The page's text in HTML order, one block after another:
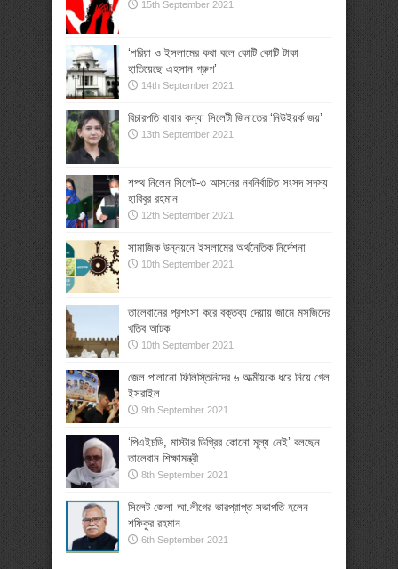
15th September 2021
‘শরিয়া ও ইসলামের কথা বলে কোটি কোটি টাকা
হাতিয়েছে এহসান গ্রুপ’
14th September 2021
বিচারপতি বাবার কন্যা সিলেটী জিনাতের ‘নিউইয়র্ক জয়’
13th September 2021
শপথ নিলেন সিলেট-৩ আসনের নবনির্বাচিত সংসদ সদস্য
হাবিবুর রহমান
12th September 2021
সামাজিক উন্নয়নে ইসলামের অর্থনৈতিক নির্দেশনা
10th September 2021
তালেবানের প্রশংসা করে বক্তব্য দেয়ায় জামে মসজিদের
খতিব আটক
10th September 2021
জেল পালানো ফিলিস্তিনিদের ৬ আত্মীয়কে ধরে নিয়ে গেল
ইসরাইল
9th September 2021
‘পিএইচডি, মাস্টার ডিগ্রির কোনো মূল্য নেই’ বলছেন
তালেবান শিক্ষামন্ত্রী
8th September 2021
সিলেট জেলা আ.লীগের ভারপ্রাপ্ত সভাপতি হলেন
শফিকুর রহমান
6th September 2021